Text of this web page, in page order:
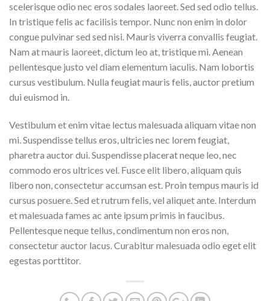
scelerisque odio nec eros sodales laoreet. Sed sed odio tellus.
In tristique felis ac facilisis tempor. Nunc non enim in dolor
congue pulvinar sed sed nisi. Mauris viverra convallis feugiat.
Nam at mauris laoreet, dictum leo at, tristique mi. Aenean
pellentesque justo vel diam elementum iaculis. Nam lobortis
cursus vestibulum. Nulla feugiat mauris felis, auctor pretium
dui euismod in.
Vestibulum et enim vitae lectus malesuada aliquam vitae non
mi. Suspendisse tellus eros, ultricies nec lorem feugiat,
pharetra auctor dui. Suspendisse placerat neque leo, nec
commodo eros ultrices vel. Fusce elit libero, aliquam quis
libero non, consectetur accumsan est. Proin tempus mauris id
cursus posuere. Sed et rutrum felis, vel aliquet ante. Interdum
et malesuada fames ac ante ipsum primis in faucibus.
Pellentesque neque tellus, condimentum non eros non,
consectetur auctor lacus. Curabitur malesuada odio eget elit
egestas porttitor.